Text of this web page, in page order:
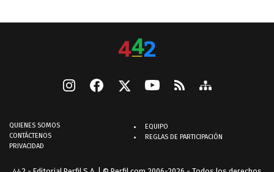
QUIENES SOMOS
CONTÁCTENOS
PRIVACIDAD
EQUIPO
REGLAS DE PARTICIPACIÓN